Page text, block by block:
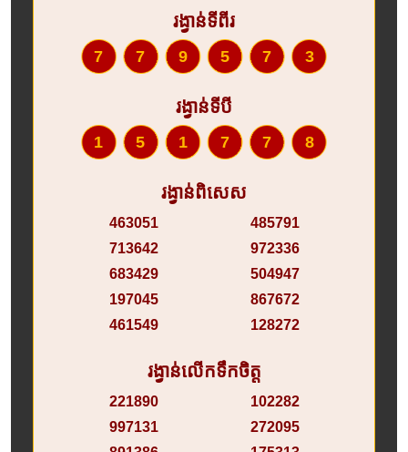
រង្វាន់ទីពីរ
779573
រង្វាន់ទីបី
151778
រង្វាន់ពិសេស
463051
713642
683429
197045
461549
485791
972336
504947
867672
128272
រង្វាន់លើកទឹកចិត្ត
221890
997131
102282
272095